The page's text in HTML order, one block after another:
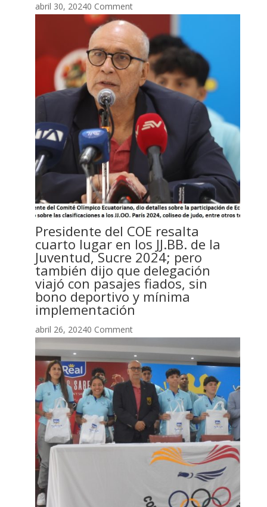
abril 30, 20240 Comment
Presidente del COE resalta
cuarto lugar en los JJ.BB. de la
Juventud, Sucre 2024; pero
también dijo que delegación
viajó con pasajes fiados, sin
bono deportivo y mínima
implementación
abril 26, 20240 Comment